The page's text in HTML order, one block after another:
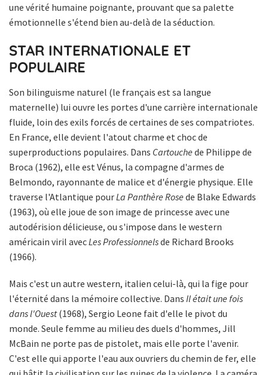
une vérité humaine poignante, prouvant que sa palette
émotionnelle s'étend bien au-delà de la séduction.
STAR INTERNATIONALE ET
POPULAIRE
Son bilinguisme naturel (le français est sa langue
maternelle) lui ouvre les portes d'une carrière internationale
fluide, loin des exils forcés de certaines de ses compatriotes.
En France, elle devient l'atout charme et choc de
superproductions populaires. Dans Cartouche de Philippe de
Broca (1962), elle est Vénus, la compagne d'armes de
Belmondo, rayonnante de malice et d'énergie physique. Elle
traverse l'Atlantique pourLa Panthère Rose de Blake Edwards
(1963), où elle joue de son image de princesse avec une
autodérision délicieuse, ou s'impose dans le western
américain viril avecLes Professionnelsde Richard Brooks
(1966).
Mais c'est un autre western, italien celui-là, qui la fige pour
l'éternité dans la mémoire collective. Dans Il était une fois
dans l'Ouest(1968), Sergio Leone fait d'elle le pivot du
monde. Seule femme au milieu des duels d'hommes, Jill
McBain ne porte pas de pistolet, mais elle porte l'avenir.
C'est elle qui apporte l'eau aux ouvriers du chemin de fer, elle